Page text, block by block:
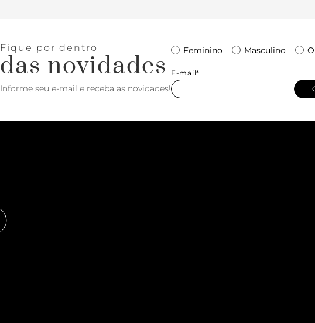
Fique por dentro
das novidades
Informe seu e-mail e receba as novidades!
Feminino Masculino
E-mail*